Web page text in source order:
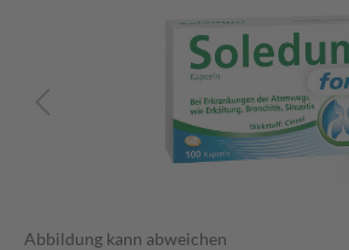
Abbildung kann abweichen